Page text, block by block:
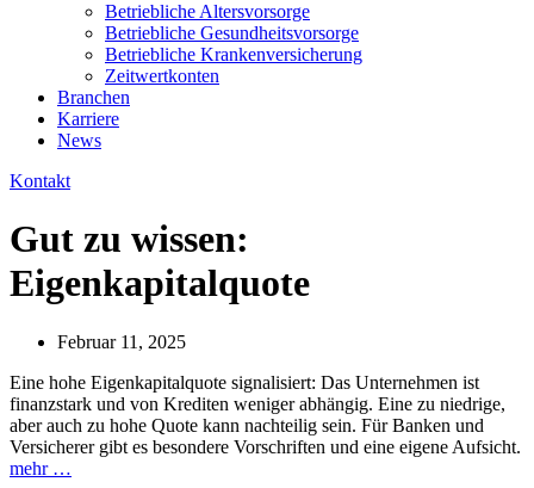
Betriebliche Altersvorsorge
Betriebliche Gesundheitsvorsorge
Betriebliche Krankenversicherung
Zeitwertkonten
Branchen
Karriere
News
Kontakt
Gut zu wissen:
Eigenkapitalquote
Februar 11, 2025
Eine hohe Eigenkapitalquote signalisiert: Das Unternehmen ist
finanzstark und von Krediten weniger abhängig. Eine zu niedrige,
aber auch zu hohe Quote kann nachteilig sein. Für Banken und
Versicherer gibt es besondere Vorschriften und eine eigene Aufsicht.
mehr …